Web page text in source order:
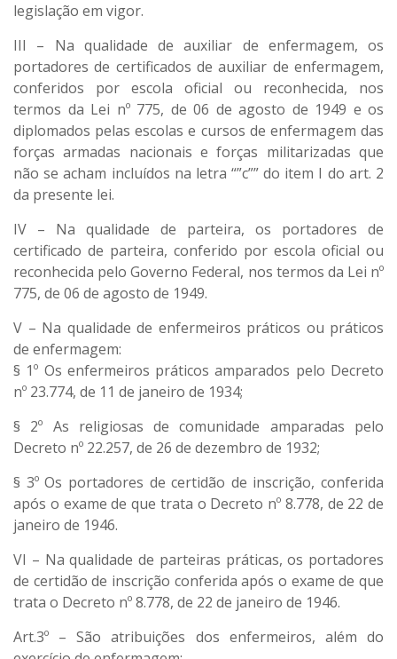
legislação em vigor.
III – Na qualidade de auxiliar de enfermagem, os
portadores de certificados de auxiliar de enfermagem,
conferidos por escola oficial ou reconhecida, nos
termos da Lei nº 775, de 06 de agosto de 1949 e os
diplomados pelas escolas e cursos de enfermagem das
forças armadas nacionais e forças militarizadas que
não se acham incluídos na letra “”c”” do item I do art. 2
da presente lei.
IV – Na qualidade de parteira, os portadores de
certificado de parteira, conferido por escola oficial ou
reconhecida pelo Governo Federal, nos termos da Lei nº
775, de 06 de agosto de 1949.
V – Na qualidade de enfermeiros práticos ou práticos
de enfermagem:
§ 1º Os enfermeiros práticos amparados pelo Decreto
nº 23.774, de 11 de janeiro de 1934;
§ 2º As religiosas de comunidade amparadas pelo
Decreto nº 22.257, de 26 de dezembro de 1932;
§ 3º Os portadores de certidão de inscrição, conferida
após o exame de que trata o Decreto nº 8.778, de 22 de
janeiro de 1946.
VI – Na qualidade de parteiras práticas, os portadores
de certidão de inscrição conferida após o exame de que
trata o Decreto nº 8.778, de 22 de janeiro de 1946.
Art.3º – São atribuições dos enfermeiros, além do